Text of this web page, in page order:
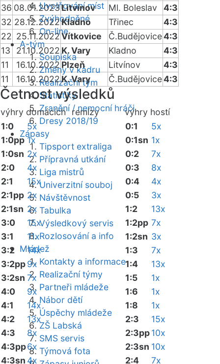
Uvolňování míst
Zvýhodněné
On-line
A-tým
Soupiska
Změny v kádru
Realizační tým
Statistiky
Zranění / nemocní hráči
Dresy 2018/19
Zápasy
Tipsport extraliga
Přípravná utkání
Liga mistrů
Univerzitní souboj
Návštěvnost
Tabulka
Výsledkový servis
Rozlosování a info
Mládež
Kontakty a informace
Realizační týmy
Partneři mládeže
Nábor dětí
Úspěchy mládeže
ZŠ Labská
SMS servis
Týmová fota
36 08.01.2023Litvínov Ml. Boleslav
4:3
32 28.12.2022Kladno Třinec
4:3
22 25.11.2022Vítkovice Č.Budějovice4:3
13
21.10.2022 K. Vary Kladno
4:3
11
16.10.2022 Plzeň Litvínov
4:3
11
16.10.2022K. Vary Č.Budějovice4:3
Četnost výsledků
výhry domácích remízyvýhry hostí
1:0
5x
1:0pp 1x
1:0sn 2x
2:0
4x
2:1
15x
2:1pp 2x
2:1sn 2x
3:0
15x
3:1
11x
3:2
14x
3:2pp9x
3:2sn 7x
4:0
9x
4:1
14x
4:2
13x
4:3
8x
4:3pp6x
4:3sn 4x
0:1
5x
0:1sn 1x
0:2
7x
0:3
8x
0:4
4x
0:5
3x
1:2
13x
1:2pp 7x
1:2sn 3x
1:3
7x
1:4
13x
1:5
1x
1:6
1x
1:8
1x
2:3
15x
2:3pp10x
2:3sn 10x
2:4
7x